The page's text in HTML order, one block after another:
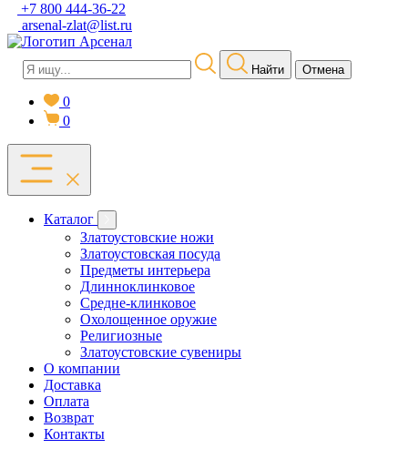
+7 800 444-36-22
arsenal-zlat@list.ru
Найти Отмена
0
0
Каталог
Златоустовские ножи
Златоустовская посуда
Предметы интерьера
Длинноклинковое
Средне-клинковое
Охолощенное оружие
Религиозные
Златоустовские сувениры
О компании
Доставка
Оплата
Возврат
Контакты